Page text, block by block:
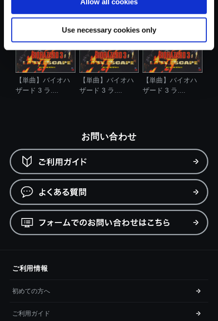
Use necessary cookies only
【単曲】バイオハ
ザード 3 ラ....
【単曲】バイオハ
ザード 3 ラ....
【単曲】バイオハ
ザード 3 ラ....
お問い合わせ
ご利用情報
初めての方へ
ご利用ガイド